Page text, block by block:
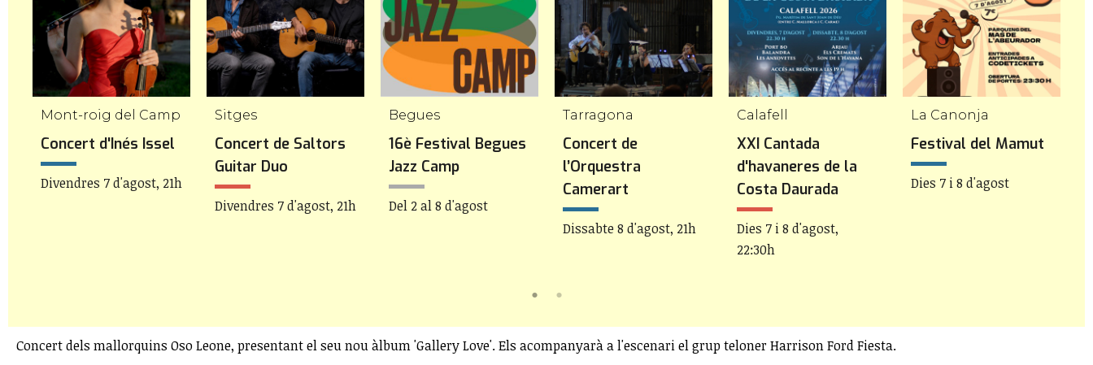
Mont-roig del Camp
Concert d'Inés Issel
Divendres 7 d'agost, 21h
Sitges
Concert de Saltors
Guitar Duo
Divendres 7 d'agost, 21h
Begues
16è Festival Begues
Jazz Camp
Del 2 al 8 d'agost
Tarragona
Concert de
l’Orquestra
Camerart
Dissabte 8 d'agost, 21h
Calafell
XXI Cantada
d'havaneres de la
Costa Daurada
Dies 7 i 8 d'agost,
22:30h
La Canonja
Festival del Mamut
Dies 7 i 8 d'agost
Concert dels mallorquins Oso Leone, presentant el seu nou àlbum 'Gallery Love'. Els acompanyarà a l'escenari el grup teloner Harrison Ford Fiesta.